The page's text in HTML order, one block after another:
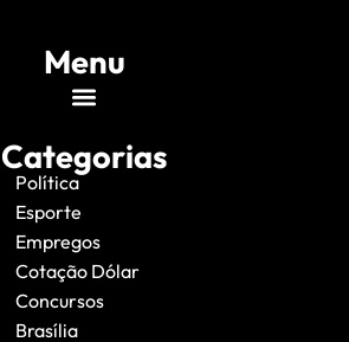
Menu
Categorias
Política
Esporte
Empregos
Cotação Dólar
Concursos
Brasília